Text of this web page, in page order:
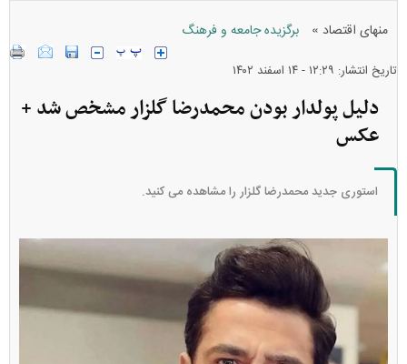
منهای اقتصاد » برگزیده جامعه و فرهنگ
تاریخ انتشار: ۱۲:۲۹ - ۱۴ اسفند ۱۴۰۲
دلیل پولدار بودن محمدرضا گلزار مشخص شد +
عکس
استوری جدید محمدرضا گلزار را مشاهده می کنید.